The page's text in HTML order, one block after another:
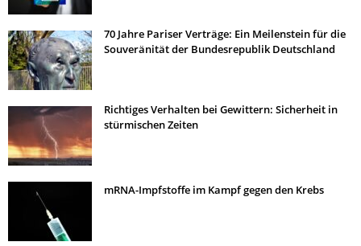
70 Jahre Pariser Verträge: Ein Meilenstein für die
Souveränität der Bundesrepublik Deutschland
Richtiges Verhalten bei Gewittern: Sicherheit in
stürmischen Zeiten
mRNA-Impfstoffe im Kampf gegen den Krebs